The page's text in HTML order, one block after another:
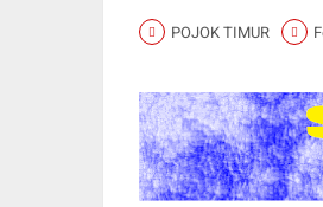
POJOK TIMUR